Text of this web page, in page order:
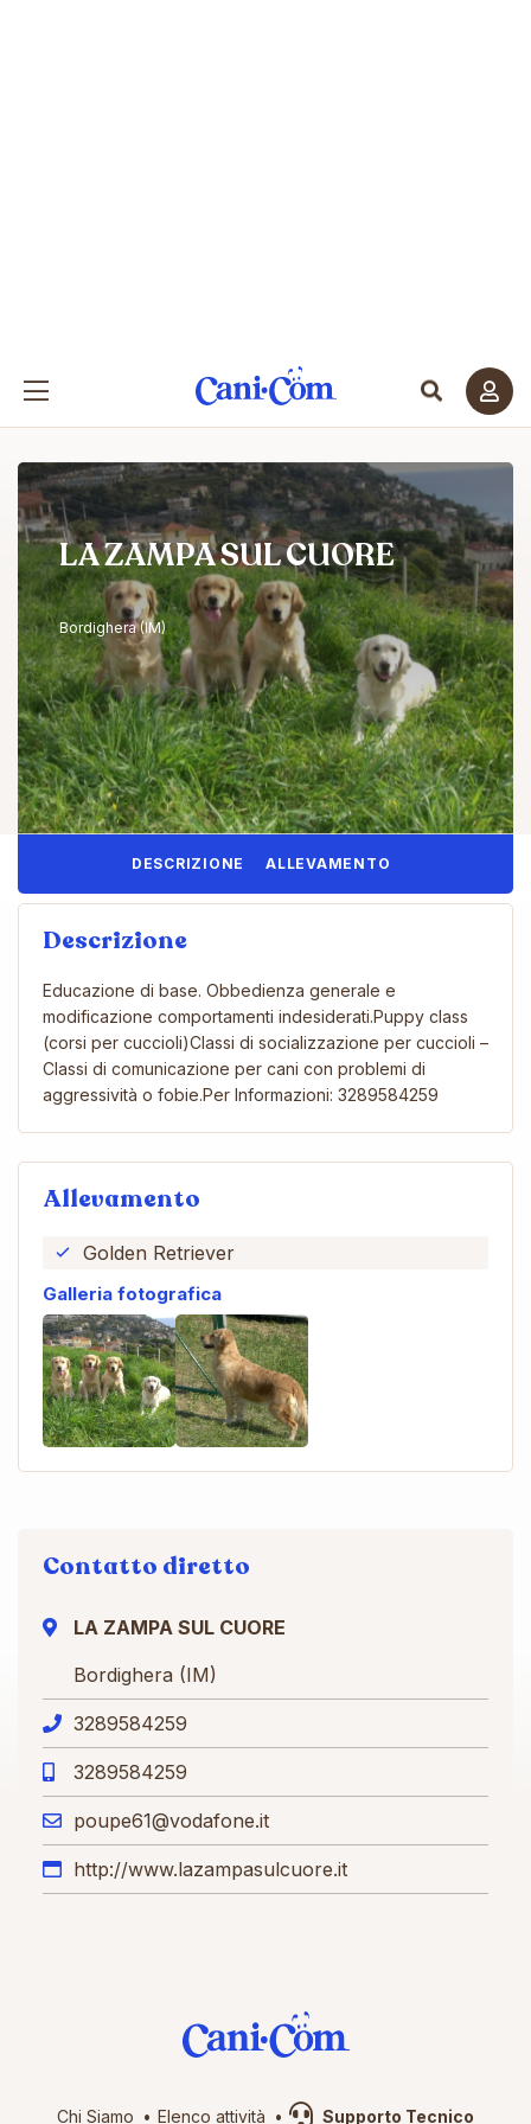
LA ZAMPA SUL CUORE
Bordighera (IM)
DESCRIZIONE ALLEVAMENTO
Descrizione
Educazione di base. Obbedienza generale e
modificazione comportamenti indesiderati.Puppy class
(corsi per cuccioli)Classi di socializzazione per cuccioli –
Classi di comunicazione per cani con problemi di
aggressività o fobie.Per Informazioni: 3289584259
Allevamento
Golden Retriever
Galleria fotografica
Contatto diretto
LA ZAMPA SUL CUORE
Bordighera (IM)
3289584259
3289584259
poupe61@vodafone.it
http://www.lazampasulcuore.it
Chi Siamo Elenco attività Supporto Tecnico